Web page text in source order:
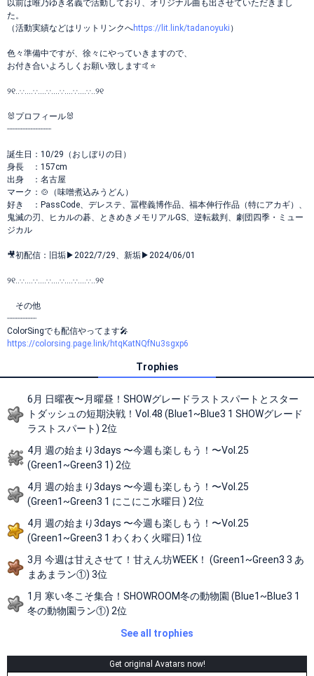
以前は唯乃ゆき名義で活動しており、オリジナル曲も出させていただきまし
た。
（活動実績などはリットリンクへhttps://lit.link/tadanoyuki ）
色々準備中ですが、徐々にやっていきますので、
お付き合いよろしくお願い致します🤙⭐️
୨୧‥∵‥‥∵‥‥∵‥‥∵‥‥∵‥‥∵‥୨୧
🐰プロフィール🐰
┈┈┈┈┈┈┈┈┈
誕生日：10/29（おしぼりの日）
身長 ：157cm
出身 ：名古屋
マーク：🍲（味噌煮込みうどん）
好き ：PassCode、デレステ、冨樫義博作品、福本伸行作品（特にアカギ）、
鬼滅の刃、ヒカルの碁、ときめきメモリアルGS、逆転裁判、劇団四季・ミュー
ジカル
🎥初配信：旧垢▶︎2022/7/29、新垢▶︎2024/06/01
୨୧‥∵‥‥∵‥‥∵‥‥∵‥‥∵‥‥∵‥୨୧
その他
┈┈┈┈┈┈
ColorSingでも配信やってます🎤
https://colorsing.page.link/htqKatNQfNu3sgxp6
Trophies
6月 日曜夜〜月曜昼！SHOWグレードラストスパートとスター
トダッシュの短期決戦！Vol.48 (Blue1~Blue3 1 SHOWグレード
ラストスパート) 2位
4月 週の始まり3days 〜今週も楽しもう！〜Vol.25
(Green1~Green3 1) 2位
4月 週の始まり3days 〜今週も楽しもう！〜Vol.25
(Green1~Green3 1 にこにこ水曜日 ) 2位
4月 週の始まり3days 〜今週も楽しもう！〜Vol.25
(Green1~Green3 1 わくわく火曜日) 1位
3月 今週は甘えさせて！甘えん坊WEEK！ (Green1~Green3 3 あ
まあまラン①) 3位
1月 寒い冬こそ集合！SHOWROOM冬の動物園 (Blue1~Blue3 1
冬の動物園ラン①) 2位
See all trophies
Get original Avatars now!